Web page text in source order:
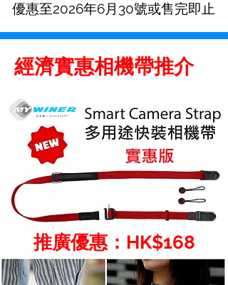
優惠至2026年6月30號或售完即止
經濟實惠相機帶推介
推廣優惠：HK$168